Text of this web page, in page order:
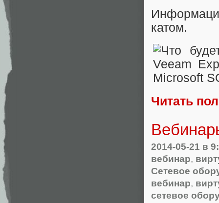
катом.
Читать
2014-05-21 в
вебинар,
Сетевое
вебинар,
сетевое